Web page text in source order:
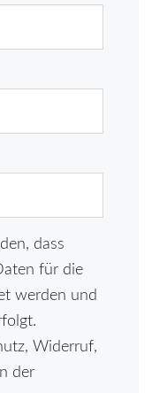
dass
für die
werden und
Widerruf,
der